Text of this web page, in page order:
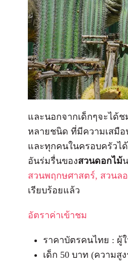
และนอกจากเด็กๆจะได้
หลายชนิด ที่มีความเสมื
และทุกคนในครอบครัวไ
อันร่มรื่นของสวนดอกไม้
สวนพฤกษศาสตร์, สวนล
เรียบร้อยแล้ว
อัตราค่าเข้าชม
ราคาบัตรคนไทย : ผู้
เด็ก 50 บาท (ความสูง